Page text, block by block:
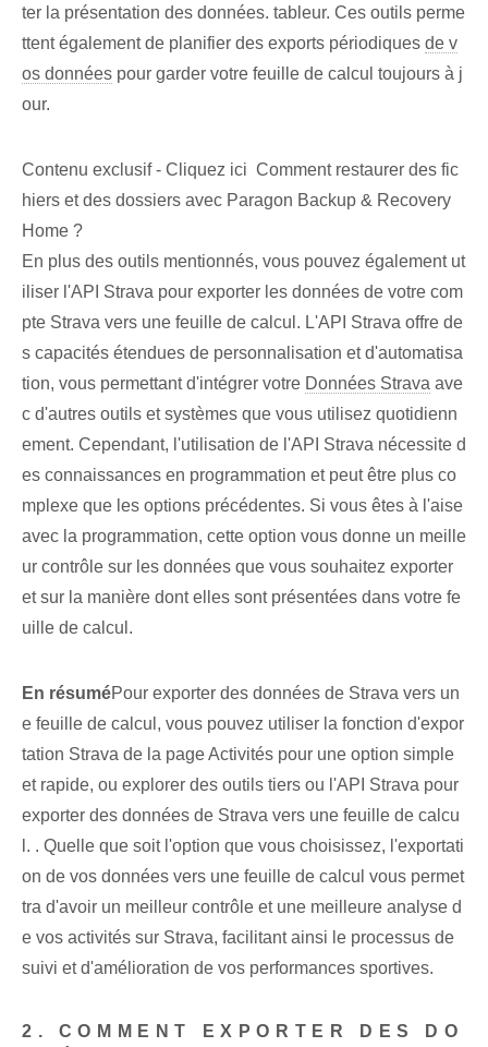
ter la présentation des données. tableur. Ces outils perme
ttent également de planifier des exports périodiques de v
os données pour garder votre feuille de calcul toujours à j
our.
Contenu exclusif - Cliquez ici Comment restaurer des fic
hiers et des dossiers avec Paragon Backup & Recovery
Home ?
En plus des outils mentionnés, vous pouvez également ut
iliser l'API Strava pour exporter les données de votre com
pte Strava vers une feuille de calcul. ‌L'API Strava offre de
s capacités étendues de personnalisation et d'automatisa
tion⁤, vous permettant d'intégrer⁢ votre Données Strava ave
c d'autres outils et systèmes que vous utilisez quotidienn
ement. Cependant, l'utilisation de l'API Strava nécessite d
es connaissances en programmation et peut être plus co
mplexe que les options précédentes. Si vous êtes à l'aise
avec la programmation, cette option vous donne un meille
ur contrôle sur les données que vous souhaitez exporter
et sur la manière dont elles sont présentées dans votre fe
uille de calcul.
En résuméPour exporter des données de Strava vers un
e feuille de calcul, vous pouvez utiliser la fonction d'expor
tation Strava de la page Activités pour une option simple
et rapide, ou explorer des outils tiers ou l'API Strava pour
exporter des données de Strava vers une feuille de calcu
l. . Quelle que soit l'option que vous choisissez, l'exportati
on de vos données vers une feuille de calcul vous permet
tra d'avoir un meilleur contrôle et une meilleure analyse d
e vos activités sur Strava, facilitant ainsi le processus de
suivi et d'amélioration de vos performances sportives.
2. COMMENT EXPORTER DES DO